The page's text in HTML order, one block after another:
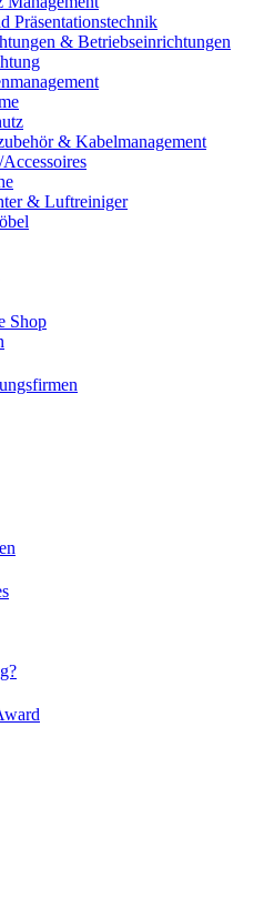
Präsentationstechnik
& Betriebseinrichtungen
& Kabelmanagement
& Luftreiniger
Shop